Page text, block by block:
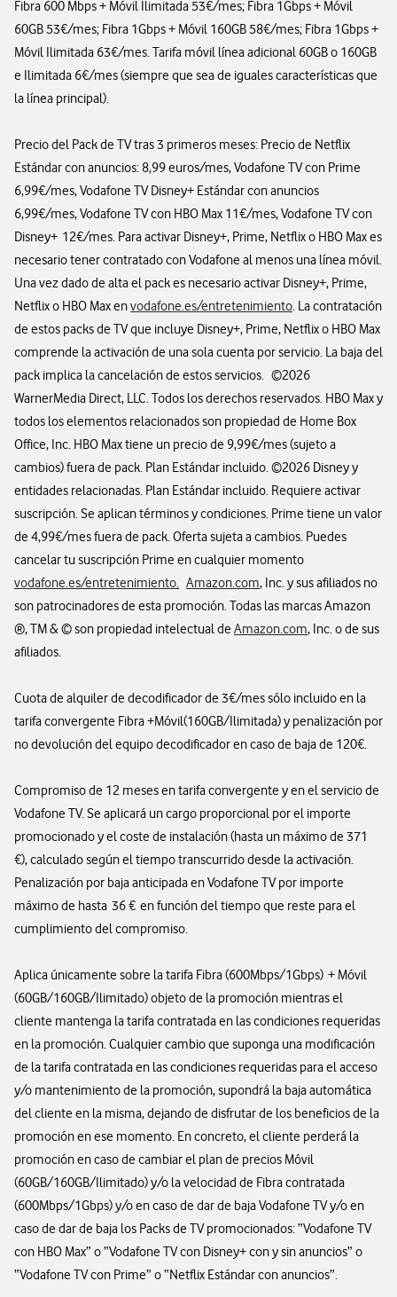
Fibra 600 Mbps + Móvil Ilimitada 53€/mes; Fibra 1Gbps + Móvil
60GB 53€/mes; Fibra 1Gbps + Móvil 160GB 58€/mes; Fibra 1Gbps +
Móvil Ilimitada 63€/mes. Tarifa móvil línea adicional 60GB o 160GB
e Ilimitada 6€/mes (siempre que sea de iguales características que
la línea principal).
Precio del Pack de TV tras 3 primeros meses: Precio de Netflix
Estándar con anuncios: 8,99 euros/mes, Vodafone TV con Prime
6,99€/mes, Vodafone TV Disney+ Estándar con anuncios
6,99€/mes, Vodafone TV con HBO Max 11€/mes, Vodafone TV con
Disney+ 12€/mes. Para activar Disney+, Prime, Netflix o HBO Max es
necesario tener contratado con Vodafone al menos una línea móvil.
Una vez dado de alta el pack es necesario activar Disney+, Prime,
Netflix o HBO Max envodafone.es/entretenimiento. La contratación
de estos packs de TV que incluye Disney+, Prime, Netflix o HBO Max
comprende la activación de una sola cuenta por servicio. La baja del
pack implica la cancelación de estos servicios. ©2026
WarnerMedia Direct, LLC. Todos los derechos reservados. HBO Max y
todos los elementos relacionados son propiedad de Home Box
Office, Inc. HBO Max tiene un precio de 9,99€/mes (sujeto a
cambios) fuera de pack. Plan Estándar incluido. ©2026 Disney y
entidades relacionadas. Plan Estándar incluido. Requiere activar
suscripción. Se aplican términos y condiciones. Prime tiene un valor
de 4,99€/mes fuera de pack. Oferta sujeta a cambios. Puedes
cancelar tu suscripción Prime en cualquier momento
vodafone.es/entretenimiento. Amazon.com, Inc. y sus afiliados no
son patrocinadores de esta promoción. Todas las marcas Amazon
®, TM & © son propiedad intelectual de Amazon.com, Inc. o de sus
afiliados.
Cuota de alquiler de decodificador de 3€/mes sólo incluido en la
tarifa convergente Fibra +Móvil(160GB/Ilimitada) y penalización por
no devolución del equipo decodificador en caso de baja de 120€.
Compromiso de 12 meses en tarifa convergente y en el servicio de
Vodafone TV. Se aplicará un cargo proporcional por el importe
promocionado y el coste de instalación (hasta un máximo de 371
€), calculado según el tiempo transcurrido desde la activación.
Penalización por baja anticipada en Vodafone TV por importe
máximo de hasta 36 € en función del tiempo que reste para el
cumplimiento del compromiso.
Aplica únicamente sobre la tarifa Fibra (600Mbps/1Gbps) + Móvil
(60GB/160GB/Ilimitado) objeto de la promoción mientras el
cliente mantenga la tarifa contratada en las condiciones requeridas
en la promoción. Cualquier cambio que suponga una modificación
de la tarifa contratada en las condiciones requeridas para el acceso
y/o mantenimiento de la promoción, supondrá la baja automática
del cliente en la misma, dejando de disfrutar de los beneficios de la
promoción en ese momento. En concreto, el cliente perderá la
promoción en caso de cambiar el plan de precios Móvil
(60GB/160GB/Ilimitado) y/o la velocidad de Fibra contratada
(600Mbps/1Gbps) y/o en caso de dar de baja Vodafone TV y/o en
caso de dar de baja los Packs de TV promocionados: “Vodafone TV
con HBO Max” o “Vodafone TV con Disney+ con y sin anuncios” o
“Vodafone TV con Prime” o “Netflix Estándar con anuncios”.